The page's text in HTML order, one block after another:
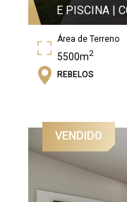
E PISCINA |
Área de Terreno
5500m2
Área Bruta
REBELOS
VENDIDO